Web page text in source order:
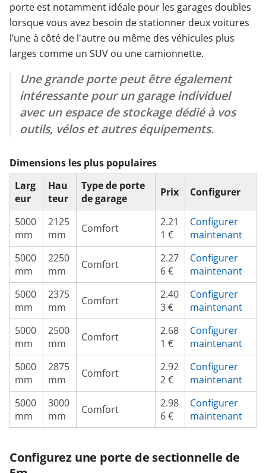
porte est notamment idéale pour les garages doubles
lorsque vous avez besoin de stationner deux voitures
l’une à côté de l'autre ou même des véhicules plus
larges comme un SUV ou une camionnette.
Une grande porte peut être également
intéressante pour un garage individuel
avec un espace de stockage dédié à vos
outils, vélos et autres équipements.
Dimensions les plus populaires
Larg
eur
Hau
teur
Type de porte
de garage
Prix Configurer
5000
mm
2125
mm
Comfort
2.21
1 €
Configurer
maintenant
5000
mm
2250
mm
Comfort
2.27
6 €
Configurer
maintenant
5000
mm
2375
mm
Comfort
2.40
3 €
Configurer
maintenant
5000
mm
2500
mm
Comfort
2.68
1 €
Configurer
maintenant
5000
mm
2875
mm
Comfort
2.92
2 €
Configurer
maintenant
5000
mm
3000
mm
Comfort
2.98
6 €
Configurer
maintenant
Configurez une porte de sectionnelle de